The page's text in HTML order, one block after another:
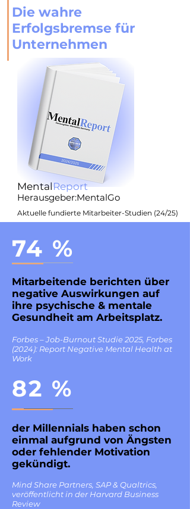
Die wahre
Erfolgsbremse für
Unternehmen
MentalReport
Herausgeber:MentalGo
Aktuelle fundierte Mitarbeiter-Studien (24/25)
74 %
Mitarbeitende berichten über
negative Auswirkungen auf
ihre psychische & mentale
Gesundheit am Arbeitsplatz.
Forbes – Job-Burnout Studie 2025, Forbes
(2024): Report Negative Mental Health at
Work
82 %
der Millennials haben schon
einmal aufgrund von Ängsten
oder fehlender Motivation
gekündigt.
Mind Share Partners, SAP & Qualtrics,
veröffentlicht in der Harvard Business
Review